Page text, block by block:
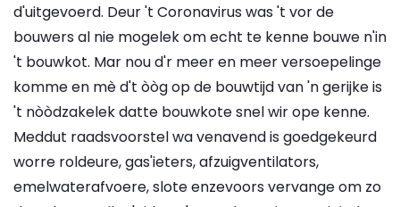
d'uitgevoerd. Deur 't Coronavirus was 't vor de
bouwers al nie mogelek om echt te kenne bouwe n'in
't bouwkot. Mar nou d'r meer en meer versoepelinge
komme en mè d't òòg op de bouwtijd van 'n gerijke is
't nòòdzakelek datte bouwkote snel wir ope kenne.
Meddut raadsvoorstel wa venavend is goedgekeurd
worre roldeure, gas'ieters, afzuigventilators,
emelwaterafvoere, slote enzevoors vervange om zo